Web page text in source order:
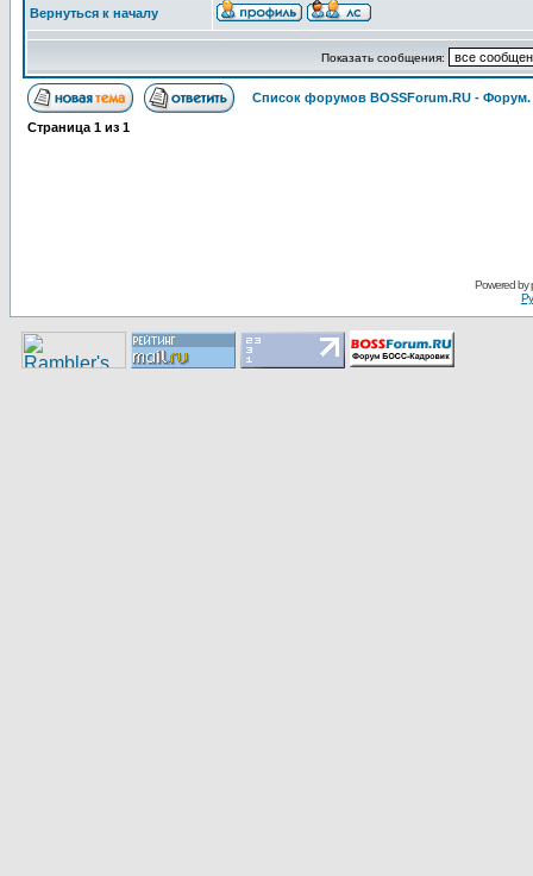
Вернуться к началу
Показать сообщения:
Список форумов BOSSForum.RU -
Страница 1 из 1
Pоwerеd by